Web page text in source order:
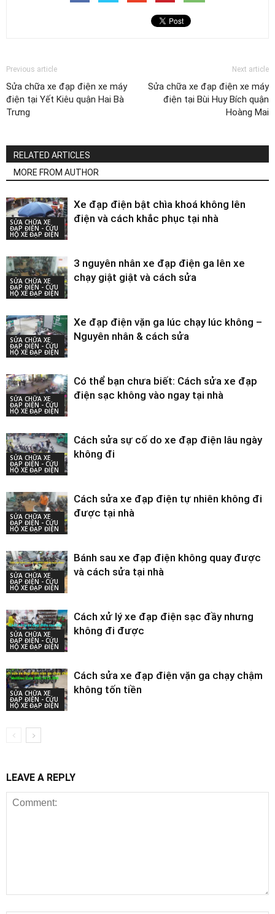
Previous article
Sửa chữa xe đạp điện xe máy
điện tại Yết Kiêu quận Hai Bà
Trưng
Next article
Sửa chữa xe đạp điện xe máy
điện tại Bùi Huy Bích quận
Hoàng Mai
RELATED ARTICLES
MORE FROM AUTHOR
SỬA CHỮA XE
ĐẠP ĐIỆN - CỨU
HỘ XE ĐẠP ĐIỆN
Xe đạp điện bật chìa khoá không lên
điện và cách khắc phục tại nhà
SỬA CHỮA XE
ĐẠP ĐIỆN - CỨU
HỘ XE ĐẠP ĐIỆN
3 nguyên nhân xe đạp điện ga lên xe
chạy giật giật và cách sửa
SỬA CHỮA XE
ĐẠP ĐIỆN - CỨU
HỘ XE ĐẠP ĐIỆN
Xe đạp điện vặn ga lúc chạy lúc không –
Nguyên nhân & cách sửa
SỬA CHỮA XE
ĐẠP ĐIỆN - CỨU
HỘ XE ĐẠP ĐIỆN
Có thể bạn chưa biết: Cách sửa xe đạp
điện sạc không vào ngay tại nhà
SỬA CHỮA XE
ĐẠP ĐIỆN - CỨU
HỘ XE ĐẠP ĐIỆN
Cách sửa sự cố do xe đạp điện lâu ngày
không đi
SỬA CHỮA XE
ĐẠP ĐIỆN - CỨU
HỘ XE ĐẠP ĐIỆN
Cách sửa xe đạp điện tự nhiên không đi
được tại nhà
SỬA CHỮA XE
ĐẠP ĐIỆN - CỨU
HỘ XE ĐẠP ĐIỆN
Bánh sau xe đạp điện không quay được
và cách sửa tại nhà
SỬA CHỮA XE
ĐẠP ĐIỆN - CỨU
HỘ XE ĐẠP ĐIỆN
Cách xử lý xe đạp điện sạc đầy nhưng
không đi được
SỬA CHỮA XE
ĐẠP ĐIỆN - CỨU
HỘ XE ĐẠP ĐIỆN
Cách sửa xe đạp điện vặn ga chạy chậm
không tốn tiền
LEAVE A REPLY